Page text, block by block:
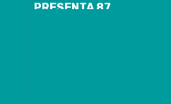
PRESENTA 87